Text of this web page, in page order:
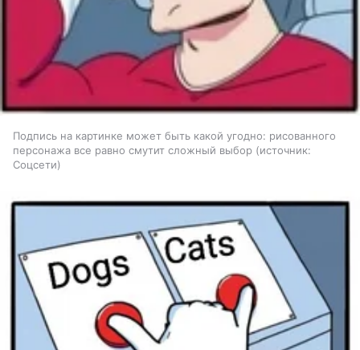
Подпись на картинке может быть какой угодно: рисованного
персонажа все равно смутит сложный выбор
источник:
Соцсети